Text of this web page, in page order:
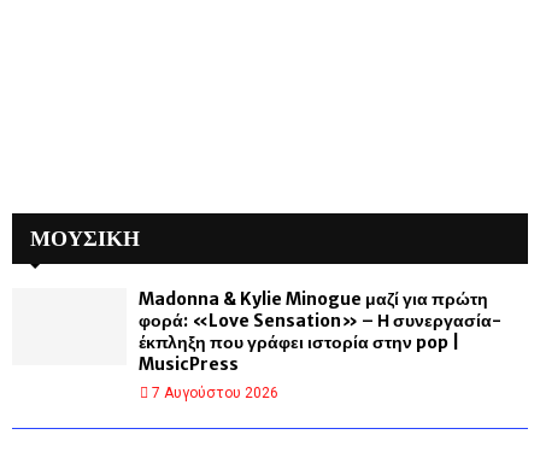
ΜΟΥΣΙΚΗ
Madonna & Kylie Minogue μαζί για πρώτη
φορά: «Love Sensation» – Η συνεργασία-
έκπληξη που γράφει ιστορία στην pop |
MusicPress
7 Αυγούστου 2026